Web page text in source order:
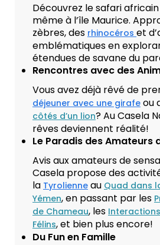
Découvrez le safari
même à l’île Maurice.
zèbres, des rhinocéros et
emblématiques en
étendues de savane du
Rencontres avec des
Vous avez déjà rêvé de
déjeuner avec une girafe ou
côtés d’un lion? Au Casela
rêves deviennent réalité!
Le Paradis des Amateurs
Avis aux amateurs de
Casela propose des
la Tyrolienne au Quad dans
Yémen, en passant par les
de Chameau, les
Félins, et bien plus encore!
Du Fun en Famille